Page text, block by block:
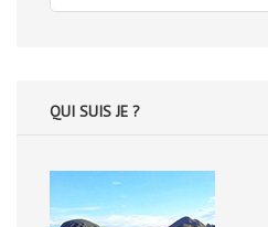
pour
QUI SUIS JE ?